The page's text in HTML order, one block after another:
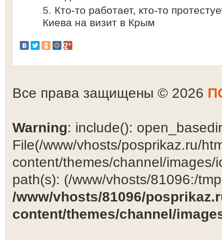
Кто-то работает, кто-то
Киева на визит в Крым
Все права защищены © 2026
Warning: include():
File(/www/vhosts/posprikaz.ru/
content/themes/channel/
path(s): (/www/vhosts/81096:/
/www/vhosts/81096/
content/themes/channel/